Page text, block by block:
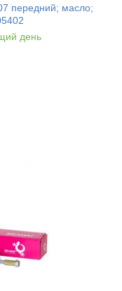
передний; масло;
день